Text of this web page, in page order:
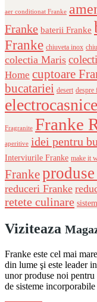
aer conditionat Franke
Franke baterii Franke
Franke chiuveta inox
colectia Maris
Home cuptoare
bucatariei desert despre
Fragranite Franke
aperitive idei pentru
Interviurile Franke make it
Franke
reduceri Franke
retete culinare
Viziteaza
Franke este cel mai
din lume şi este leader
unor produse noi
de sisteme